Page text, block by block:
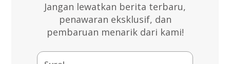
Jangan lewatkan berita terbaru,
penawaran eksklusif, dan
pembaruan menarik dari kami!